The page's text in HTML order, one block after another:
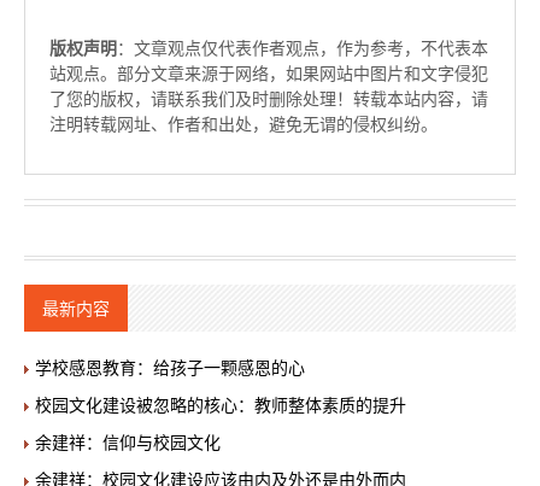
版权声明 ：文章观点仅代表作者观点，作为参考，不代表本
站观点。部分文章来源于网络，如果网站中图片和文字侵犯
了您的版权，请联系我们及时删除处理！转载本站内容，请
注明转载网址、作者和出处，避免无谓的侵权纠纷。
最新内容
学校感恩教育：给孩子一颗感恩的心
校园文化建设被忽略的核心：教师整体素质的提升
余建祥：信仰与校园文化
余建祥：校园文化建设应该由内及外还是由外而内